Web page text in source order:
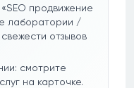
продвижение
лаборатории /
отзывов
смотрите
на карточке.